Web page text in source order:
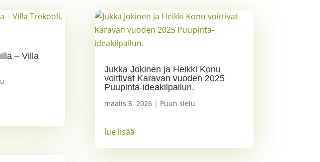
– Villa
Jukka Jokinen ja Heikki Konu
voittivat Karavan vuoden 2025
Puupinta-ideakilpailun.
maalis 5, 2026| Puun sielu
lue lisää